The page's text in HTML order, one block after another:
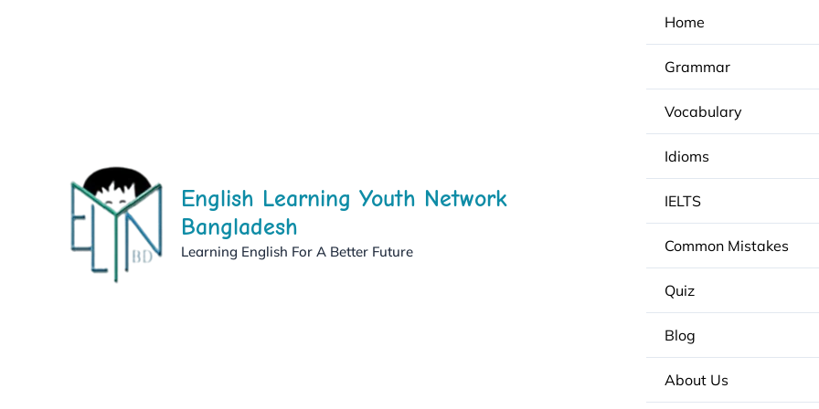
English Learning Youth Network
Bangladesh
Learning English For A Better Future
Home
Grammar
Vocabulary
Idioms
IELTS
Common Mistakes
Quiz
Blog
About Us